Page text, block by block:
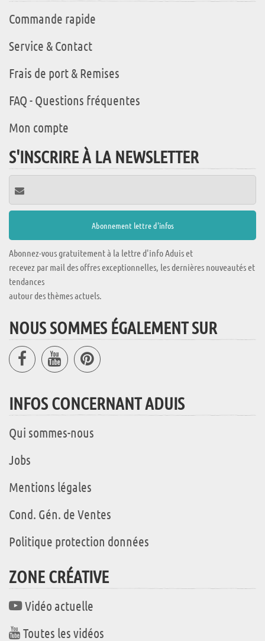
Commande rapide
Service & Contact
Frais de port & Remises
FAQ - Questions fréquentes
Mon compte
S'INSCRIRE À LA NEWSLETTER
Abonnez-vous gratuitement à la lettre d'info Aduis et
recevez par mail des offres exceptionnelles, les dernières nouveautés et
tendances
autour des thèmes actuels.
NOUS SOMMES ÉGALEMENT SUR
INFOS CONCERNANT ADUIS
Qui sommes-nous
Jobs
Mentions légales
Cond. Gén. de Ventes
Politique protection données
ZONE CRÉATIVE
Vidéo actuelle
Toutes les vidéos